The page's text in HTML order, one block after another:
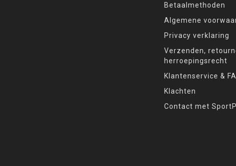
Betaalmethoden
Algemene
Privacy verklaring
Verzenden,
herroepingsrecht
Klantenservice &
Klachten
Contact met